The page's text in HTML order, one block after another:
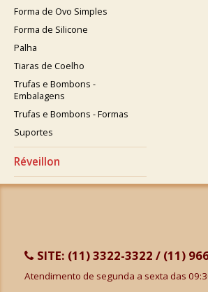
Forma de Ovo Simples
Forma de Silicone
Palha
Tiaras de Coelho
Trufas e Bombons -
Embalagens
Trufas e Bombons - Formas
Suportes
Réveillon
SITE: (11) 3322-3322 / (11)
Atendimento de segunda a sexta das